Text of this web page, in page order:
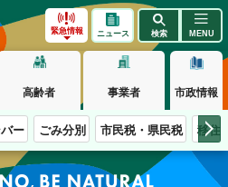
緊急情報 ニュース 検索 MENU
高齢者 事業者 市政情報
ー ごみ分別 市民税・県民税 移住
らしく生きる。長野市